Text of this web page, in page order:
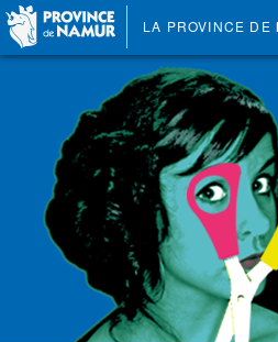
LA PROVINCE DE